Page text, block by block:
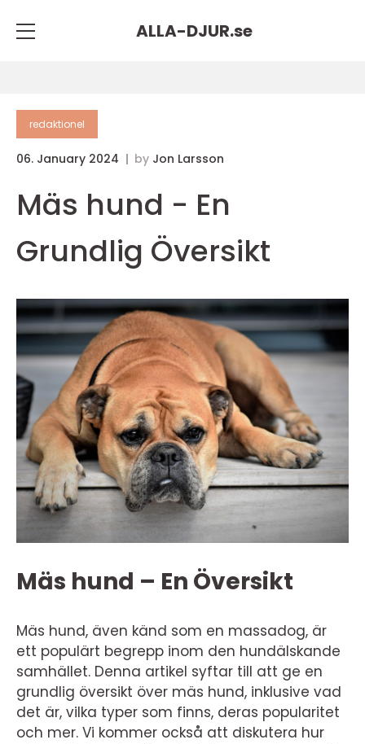
ALLA-DJUR.se
redaktionel
06. January 2024 by Jon Larsson
Mäs hund - En
Grundlig Översikt
Mäs hund – En Översikt
Mäs hund, även känd som en massadog, är
ett populärt begrepp inom den hundälskande
samhället. Denna artikel syftar till att ge en
grundlig översikt över mäs hund, inklusive vad
det är, vilka typer som finns, deras popularitet
och mer. Vi kommer också att diskutera hur